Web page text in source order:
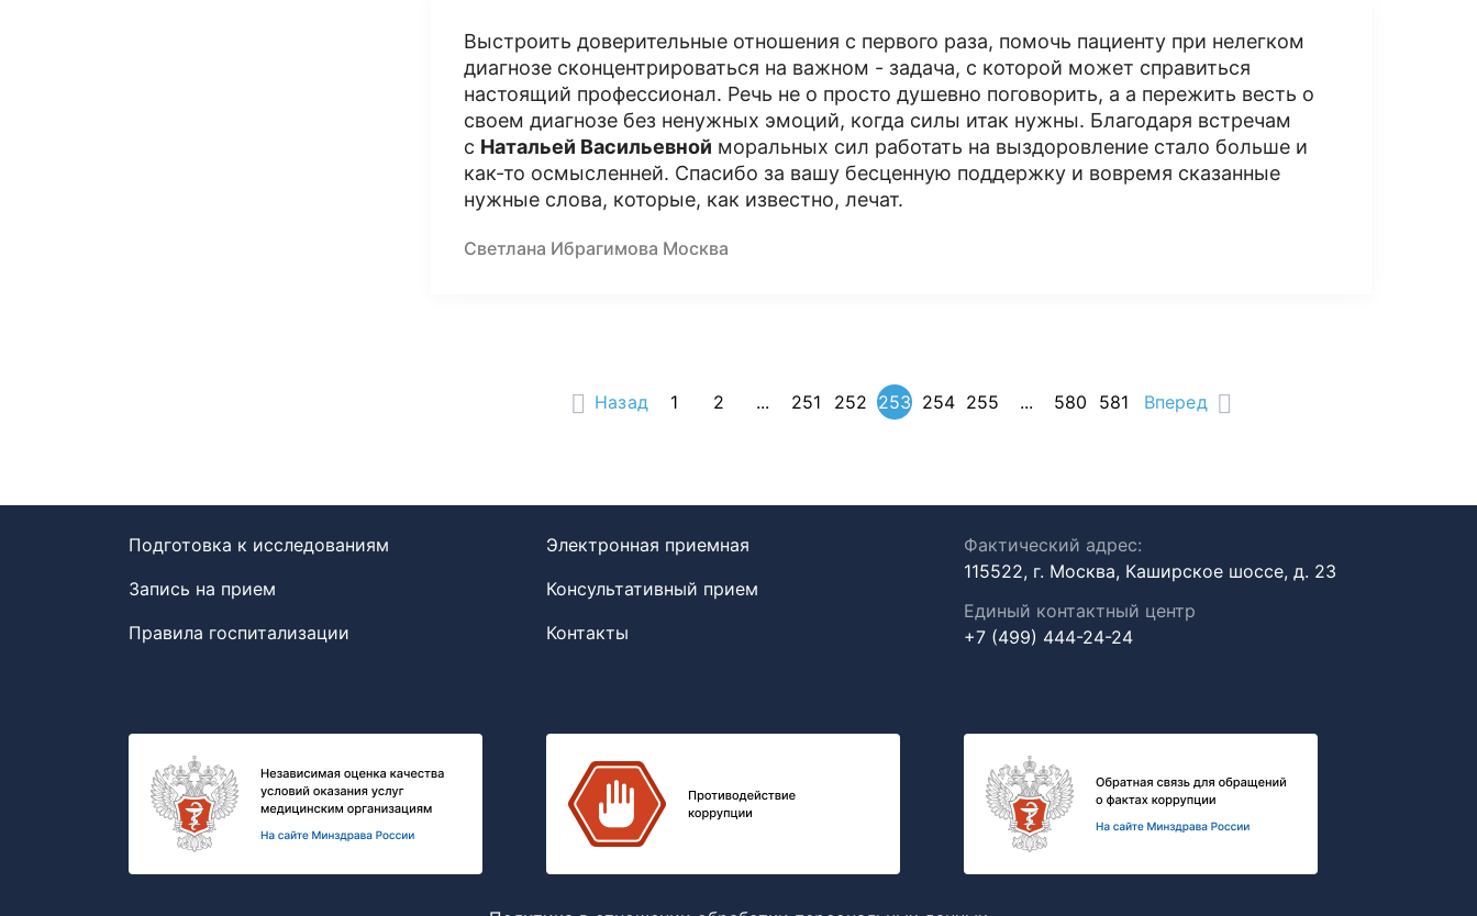
Выстроить доверительные отношения с первого раза, помочь пациенту при нелегком
диагнозе сконцентрироваться на важном - задача, с которой может справиться
настоящий профессионал. Речь не о просто душевно поговорить, а а пережить весть о
своем диагнозе без ненужных эмоций, когда силы итак нужны. Благодаря встречам
с Натальей Васильевной моральных сил работать на выздоровление стало больше и
как-то осмысленней. Спасибо за вашу бесценную поддержку и вовремя сказанные
нужные слова, которые, как известно, лечат.
Светлана Ибрагимова Москва
Назад 1 2 ... 251 252 253 254 255 ... 580 581 Вперед
Подготовка к исследованиям
Запись на прием
Правила госпитализации
Электронная приемная
Консультативный прием
Контакты
Фактический адрес:
115522, г. Москва, Каширское шоссе, д. 23
Единый контактный центр
+7 (499) 444-24-24